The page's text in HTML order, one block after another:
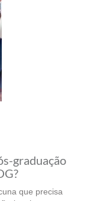
graduação
que precisa